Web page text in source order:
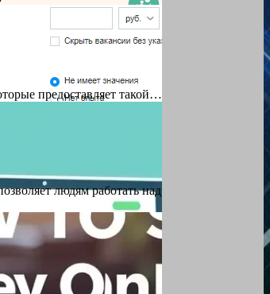
предоставляет такой…
людям работать над